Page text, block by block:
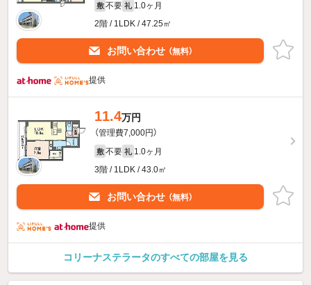
敷 不要 礼 1.0ヶ月
2階 / 1LDK / 47.25㎡
お問い合わせ （無料）
提供
11.4万円
（管理費7,000円）
敷 不要 礼 1.0ヶ月
3階 / 1LDK / 43.0㎡
お問い合わせ （無料）
提供
コリーナステラータのすべての部屋を見る